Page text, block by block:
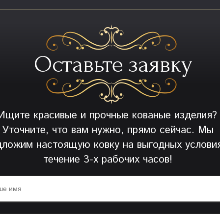
Оставьте заявку
красивые и прочные кованые изделия?
Уточните, что вам нужно, прямо сейчас. Мы
настоящую ковку на выгодных
течение 3-х рабочих часов!